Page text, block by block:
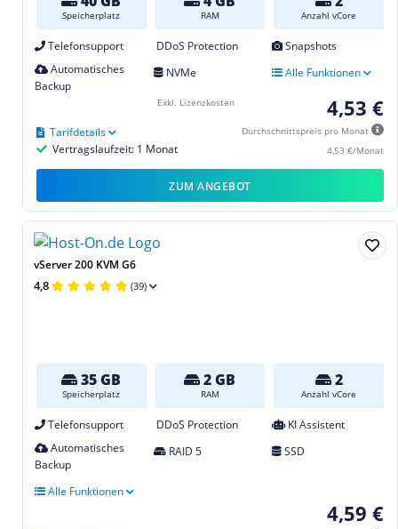
Speicherplatz RAM Anzahl vCore
Telefonsupport DDoS Protection
Snapshots
Automatisches
Backup
NVMe Alle Funktionen
4,53 €
Durchschnittspreis pro Monat
4,53 €/Monat
Vertragslaufzeit: 1 Monat
Tarifdetails
Exkl. Lizenzkosten
ZUM ANGEBOT
vServer 200 KVM G6
4,8 (39)
35 GB
Speicherplatz
2 GB
RAM
2
Anzahl vCore
Telefonsupport DDoS Protection
KI Assistent
Automatisches
Backup
RAID 5 SSD
Alle Funktionen
4,59 €